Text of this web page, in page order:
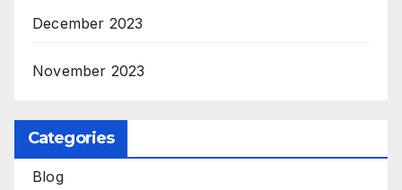
December 2023
November 2023
Categories
Blog